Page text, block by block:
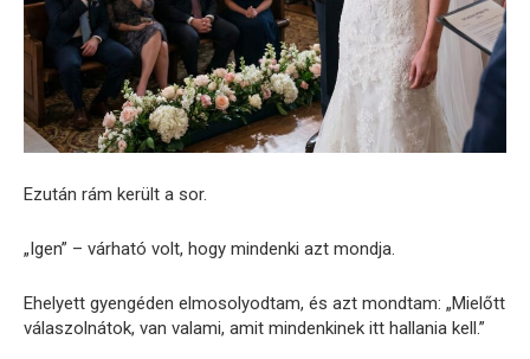
Ezután rám került a sor.
„Igen” – várható volt, hogy mindenki azt mondja.
Ehelyett gyengéden elmosolyodtam, és azt mondtam: „Mielőtt
válaszolnátok, van valami, amit mindenkinek itt hallania kell.”